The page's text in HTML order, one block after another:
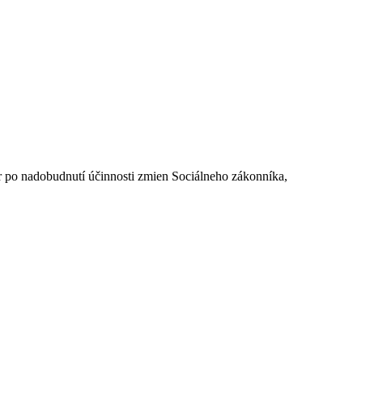
nadobudnutí účinnosti zmien Sociálneho zákonníka,